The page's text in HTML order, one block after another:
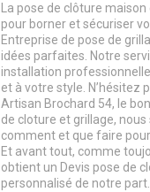
La pose de clôture
pour borner et sécuriser
Entreprise de pose de
idées parfaites. Notre
installation
et à votre style. N’hésitez
Artisan Brochard 54, le
de cloture et grillage, nous
comment et que faire
Et avant tout, comme
obtient un Devis pose de
personnalisé de notre part.